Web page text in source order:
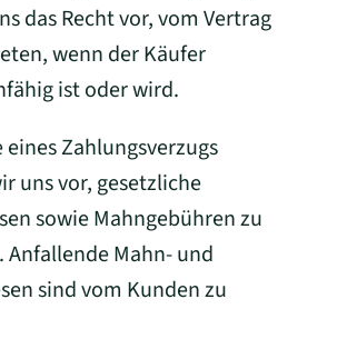
das Recht vor, vom Vertrag
wenn der Käufer
ist oder wird.
eines Zahlungsverzugs
uns vor, gesetzliche
sowie Mahngebühren zu
Anfallende Mahn- und
sind vom Kunden zu